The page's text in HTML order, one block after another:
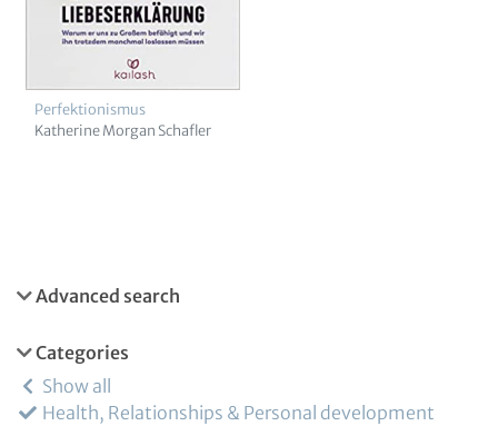
Perfektionismus
Katherine Morgan Schafler
Advanced search
Categories
Show all
Health, Relationships & Personal development